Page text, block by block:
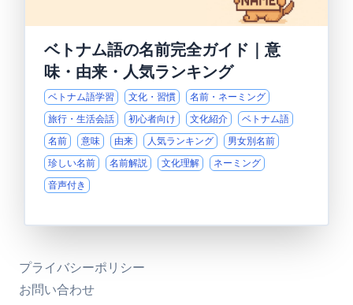
ベトナム語の名前完全ガイド｜意
味・由来・人気ランキング
ベトナム語学習 文化・習慣
名前・ネーミング
旅行・生活会話
初心者向け 文化紹介
ベトナム語
名前
意味 由来 人気ランキング
男女別名前
珍しい名前
名前解説 文化理解
ネーミング
音声付き
プライバシーポリシー
お問い合わせ